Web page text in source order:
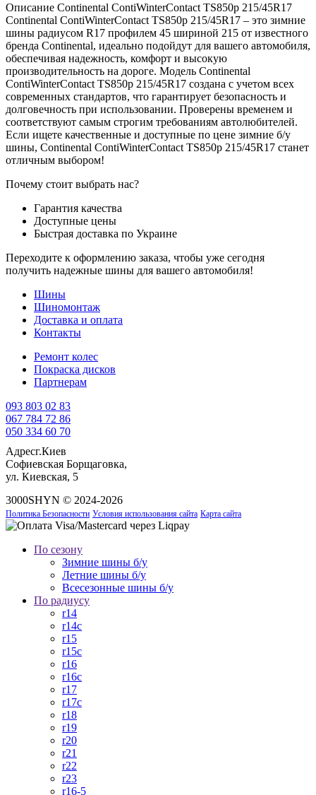
Описание Continental ContiWinterContact TS850p 215/45R17
Continental ContiWinterContact TS850p 215/45R17 – это зимние
шины радиусом R17 профилем 45 шириной 215 от известного
бренда Continental, идеально подойдут для вашего автомобиля,
обеспечивая надежность, комфорт и высокую
производительность на дороге. Модель Continental
ContiWinterContact TS850p 215/45R17 создана с учетом всех
современных стандартов, что гарантирует безопасность и
долговечность при использовании. Проверены временем и
соответствуют самым строгим требованиям автолюбителей.
Если ищете качественные и доступные по цене зимние б/у
шины, Continental ContiWinterContact TS850p 215/45R17 станет
отличным выбором!
Почему стоит выбрать нас?
Гарантия качества
Доступные цены
Быстрая доставка по Украине
Переходите к оформлению заказа, чтобы уже сегодня
получить надежные шины для вашего автомобиля!
Шины
Шиномонтаж
Доставка и оплата
Контакты
Ремонт колес
Покраска дисков
Партнерам
093 803 02 83
067 784 72 86
050 334 60 70
Адресг.Киев
Софиевская Борщаговка,
ул. Киевская, 5
3000SHYN © 2024-2026
Политика Безопасности Условия использования сайта Карта сайта
По сезону
Зимние шины б/у
Летние шины б/у
Всесезонные шины б/у
По радиусу
r14
r14c
r15
r15c
r16
r16c
r17
r17c
r18
r19
r20
r21
r22
r23
r16-5